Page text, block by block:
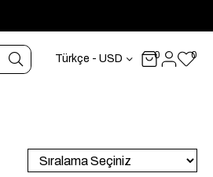
Türkçe - USD 0 0